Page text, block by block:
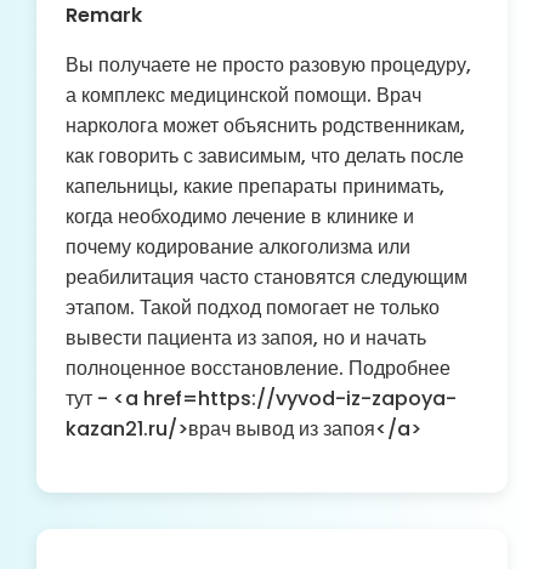
Remark
Вы получаете не просто разовую процедуру,
а комплекс медицинской помощи. Врач
нарколога может объяснить родственникам,
как говорить с зависимым, что делать после
капельницы, какие препараты принимать,
когда необходимо лечение в клинике и
почему кодирование алкоголизма или
реабилитация часто становятся следующим
этапом. Такой подход помогает не только
вывести пациента из запоя, но и начать
полноценное восстановление. Подробнее
тут - <a href=https://vyvod-iz-zapoya-
kazan21.ru/>врач вывод из запоя</a>